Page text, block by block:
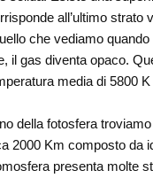
all’ultimo strato
che vediamo
il gas diventa opaco.
media di 5800
della fotosfera
2000 Km composto da
presenta molte